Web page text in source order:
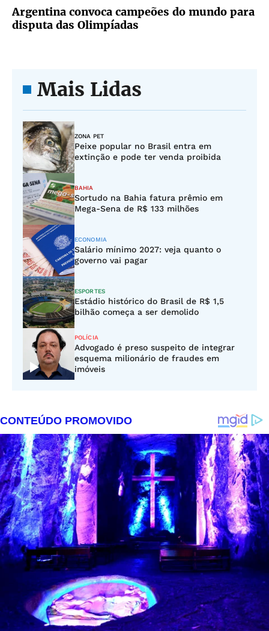
Argentina convoca campeões do mundo para
disputa das Olimpíadas
Mais Lidas
ZONA PET
Peixe popular no Brasil entra em
extinção e pode ter venda proibida
BAHIA
Sortudo na Bahia fatura prêmio em
Mega-Sena de R$ 133 milhões
ECONOMIA
Salário mínimo 2027: veja quanto o
governo vai pagar
ESPORTES
Estádio histórico do Brasil de R$ 1,5
bilhão começa a ser demolido
POLÍCIA
Advogado é preso suspeito de integrar
esquema milionário de fraudes em
imóveis